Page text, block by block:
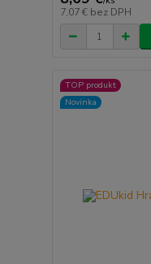
7,07 € bez DPH
TOP produkt
Novinka